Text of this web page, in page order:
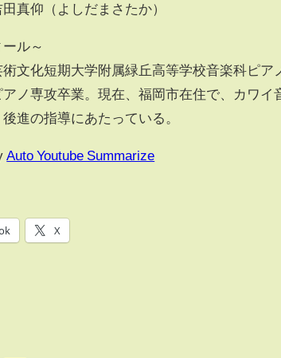
真仰（よしだまさたか）
ル～
術文化短期大学附属緑丘高等学校音楽科ピア
ノ専攻卒業。現在、福岡市在住で、カワ
進の指導にあたっている。
Auto Youtube Summarize
X